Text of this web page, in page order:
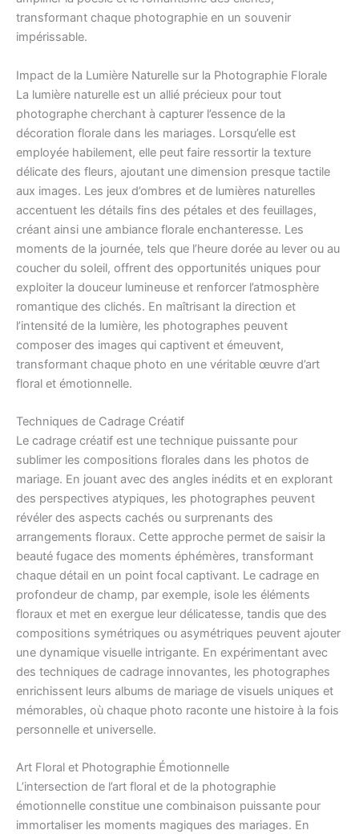
transformant chaque photographie en un souvenir
impérissable.
Impact de la Lumière Naturelle sur la Photographie Florale
La lumière naturelle est un allié précieux pour tout
photographe cherchant à capturer l’essence de la
décoration florale dans les mariages. Lorsqu’elle est
employée habilement, elle peut faire ressortir la texture
délicate des fleurs, ajoutant une dimension presque tactile
aux images. Les jeux d’ombres et de lumières naturelles
accentuent les détails fins des pétales et des feuillages,
créant ainsi une ambiance florale enchanteresse. Les
moments de la journée, tels que l’heure dorée au lever ou au
coucher du soleil, offrent des opportunités uniques pour
exploiter la douceur lumineuse et renforcer l’atmosphère
romantique des clichés. En maîtrisant la direction et
l’intensité de la lumière, les photographes peuvent
composer des images qui captivent et émeuvent,
transformant chaque photo en une véritable œuvre d’art
floral et émotionnelle.
Techniques de Cadrage Créatif
Le cadrage créatif est une technique puissante pour
sublimer les compositions florales dans les photos de
mariage. En jouant avec des angles inédits et en explorant
des perspectives atypiques, les photographes peuvent
révéler des aspects cachés ou surprenants des
arrangements floraux. Cette approche permet de saisir la
beauté fugace des moments éphémères, transformant
chaque détail en un point focal captivant. Le cadrage en
profondeur de champ, par exemple, isole les éléments
floraux et met en exergue leur délicatesse, tandis que des
compositions symétriques ou asymétriques peuvent ajouter
une dynamique visuelle intrigante. En expérimentant avec
des techniques de cadrage innovantes, les photographes
enrichissent leurs albums de mariage de visuels uniques et
mémorables, où chaque photo raconte une histoire à la fois
personnelle et universelle.
Art Floral et Photographie Émotionnelle
L’intersection de l’art floral et de la photographie
émotionnelle constitue une combinaison puissante pour
immortaliser les moments magiques des mariages. En